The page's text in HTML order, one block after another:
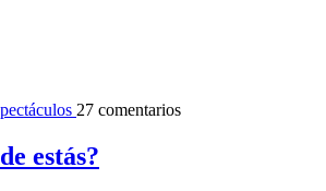
27 comentarios
estás?